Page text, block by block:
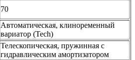
70
Автоматическая, клиноременный
вариатор (Tech)
Телескопическая, пружинная с
гидравлическим амортизатором